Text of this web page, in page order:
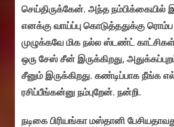
செய்திருக்கேன். அந்த நம்பிக்கையில்
எனக்கு வாய்ப்பு கொடுத்ததுக்கு
முழுக்கவே மிக நல்ல ஸ்டண்ட் காட்சிகள்.
ஒரு சேஸ் சீன் இருக்கிறது,
சீனும் இருக்கிறது. கண்டிப்பாக நீங்க
ரசிப்பீங்கன்னு நம்புறேன். நன்றி.
நடிகை பிரியங்கா மஸ்தானி